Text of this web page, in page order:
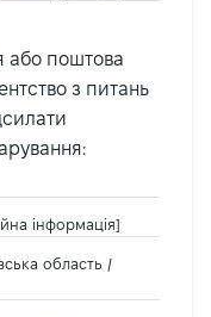
або поштова
з питань
інформація]
область /